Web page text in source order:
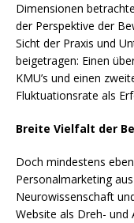
Dimensionen
der Perspektive der
Sicht der Praxis und
beigetragen: Einen
KMU’s und einen
Fluktuationsrate als
Breite Vielfalt der
Doch mindestens
Personalmarketing
Neurowissenschaft
Website als Dreh- und